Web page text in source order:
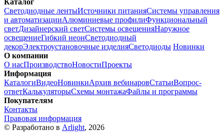
Светодиодные лентыИсточники питанияСистемы управления
и автоматизацииАлюминиевые профилиФункциональный
светДизайнерский светСистемы освещенияНаружное
освещениеГибкий неонСветодиодный
декорЭлектроустановочные изделияСветодиоды Новинки
О компании
О насПроизводствоНовостиПроекты
Информация
КаталогиВидеоНовинкиАрхив вебинаровСтатьиВопрос-
ответКалькуляторыСхемы монтажаФайлы и программы
Покупателям
Контакты
Правовая информация
© Разработано в Arlight, 2026